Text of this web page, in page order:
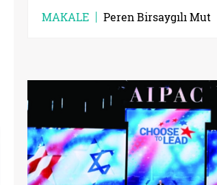
MAKALE Peren Birsaygılı Mut